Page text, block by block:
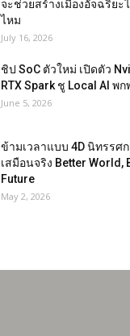
จะช่วยสร้างเมืองอัจฉริยะ
ไหม
July 16, 2026
ชิป SoC ตัวใหม่ เปิดตัว
RTX Spark ชู Local AI พก
June 5, 2026
ข้ามเวลาแบบ 4D นิทรรศ
เสมือนจริง Better World,
Future
May 2, 2026